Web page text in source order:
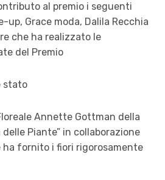
al premio i seguenti
up, Grace moda, Dalila Recchia
che ha realizzato le
del Premio
stato
Annette Gottman della
delle Piante” in collaborazione
ha fornito i fiori rigorosamente